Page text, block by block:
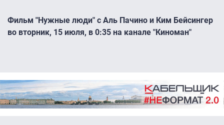
Фильм "Нужные люди" с Аль Пачино и Ким Бeйсингеp
во вторник, 15 июля, в 0:35 на канале "Киноман"